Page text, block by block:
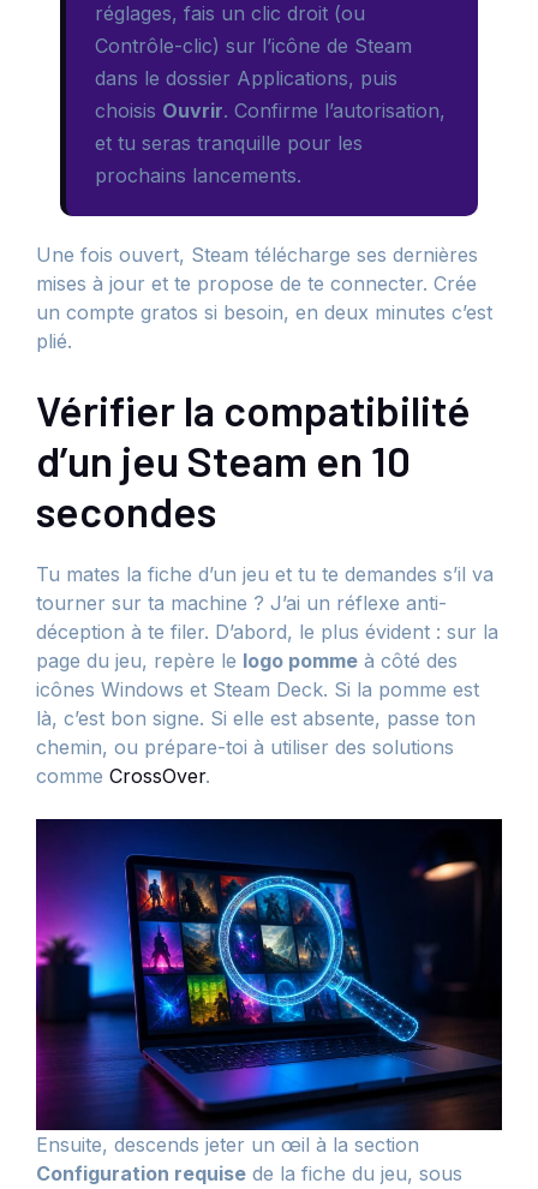
réglages, fais un clic droit (ou
Contrôle-clic) sur l’icône de Steam
dans le dossier Applications, puis
choisis Ouvrir. Confirme l’autorisation,
et tu seras tranquille pour les
prochains lancements.
Une fois ouvert, Steam télécharge ses dernières
mises à jour et te propose de te connecter. Crée
un compte gratos si besoin, en deux minutes c’est
plié.
Vérifier la compatibilité
d’un jeu Steam en 10
secondes
Tu mates la fiche d’un jeu et tu te demandes s’il va
tourner sur ta machine ? J’ai un réflexe anti-
déception à te filer. D’abord, le plus évident : sur la
page du jeu, repère le logo pomme à côté des
icônes Windows et Steam Deck. Si la pomme est
là, c’est bon signe. Si elle est absente, passe ton
chemin, ou prépare-toi à utiliser des solutions
comme CrossOver.
Ensuite, descends jeter un œil à la section
Configuration requise de la fiche du jeu, sous